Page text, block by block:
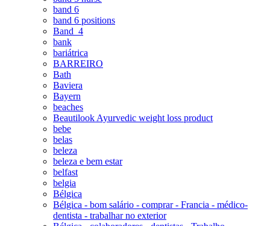
band 6
band 6 positions
Band_4
bank
bariátrica
BARREIRO
Bath
Baviera
Bayern
beaches
Beautilook Ayurvedic weight loss product
bebe
belas
beleza
beleza e bem estar
belfast
belgia
Bélgica
Bélgica - bom salário - comprar - Francia - médico-
dentista - trabalhar no exterior